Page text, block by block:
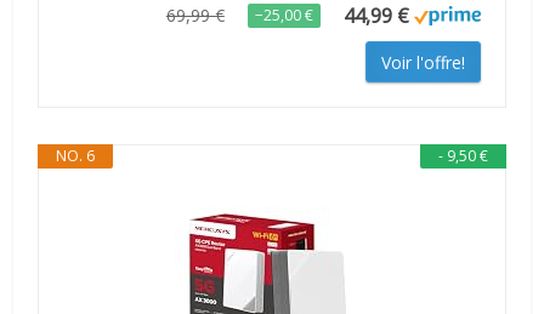
69,99 € −25,00 € 44,99 €
Voir l'offre!
- 9,50 €
NO. 6